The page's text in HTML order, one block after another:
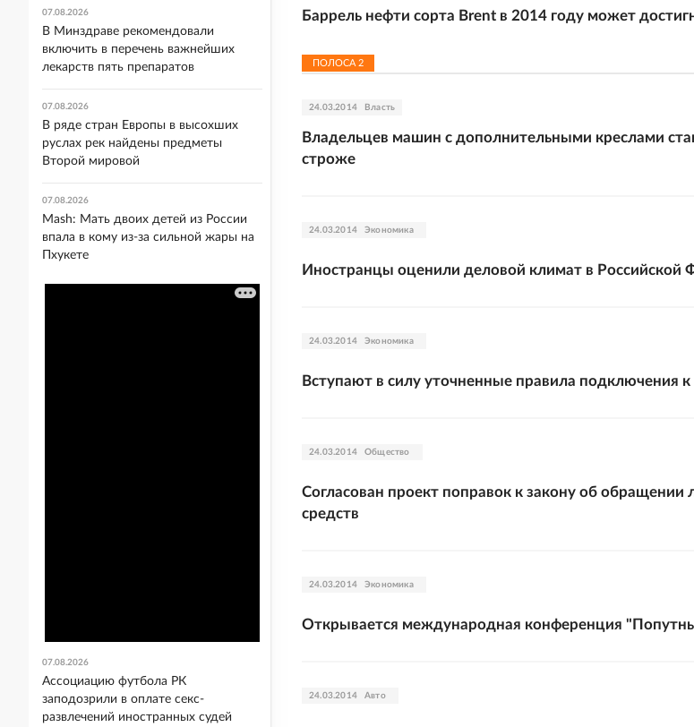
Баррель нефти сорта Brent в 2014 году может
ПОЛОСА 2
24.03.2014 Власть
Владельцев машин с дополнительными креслами
строже
24.03.2014 Экономика
Иностранцы оценили деловой климат в Российской
24.03.2014 Экономика
Вступают в силу уточненные правила подключения к
24.03.2014 Общество
Согласован проект поправок к закону об обращении
средств
24.03.2014 Экономика
Открывается международная конференция
24.03.2014 Авто
07.08.2026
В Минздраве рекомендовали
включить в перечень важнейших
лекарств пять препаратов
07.08.2026
В ряде стран Европы в высохших
руслах рек найдены предметы
Второй мировой
07.08.2026
Mash: Мать двоих детей из России
впала в кому из-за сильной жары на
Пхукете
07.08.2026
Ассоциацию футбола РК
заподозрили в оплате секс-
развлечений иностранных судей